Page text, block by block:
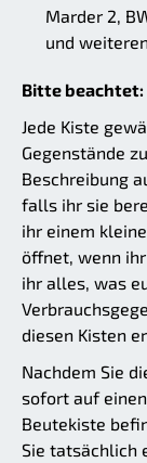
Marder 2,
und
Bitte beachtet:
Jede Kiste
Gegenstände
Beschreibung
falls ihr sie
ihr einem
öffnet, wenn
ihr alles, was
diesen Kisten
Nachdem Sie
sofort auf
Beutekiste
Sie tatsächlich